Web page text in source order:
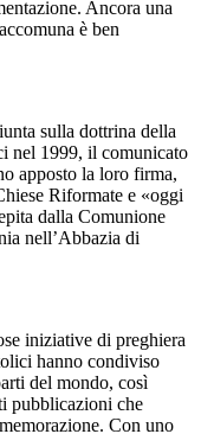
Ancora una
è ben
sulla dottrina della
nel 1999, il comunicato
apposto la loro firma,
Riformate e «oggi
dalla Comunione
nell’Abbazia di
iniziative di preghiera
hanno condiviso
del mondo, così
pubblicazioni che
Con uno